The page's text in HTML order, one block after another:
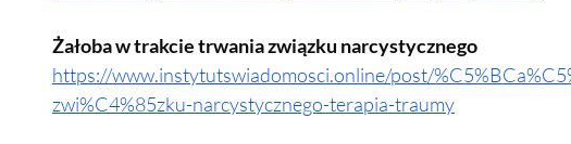
Żałoba w trakcie trwania związku narcystycznego
https://www.instytutswiadomosci.online/post/
zwi%C4%85zku-narcystycznego-terapia-traumy